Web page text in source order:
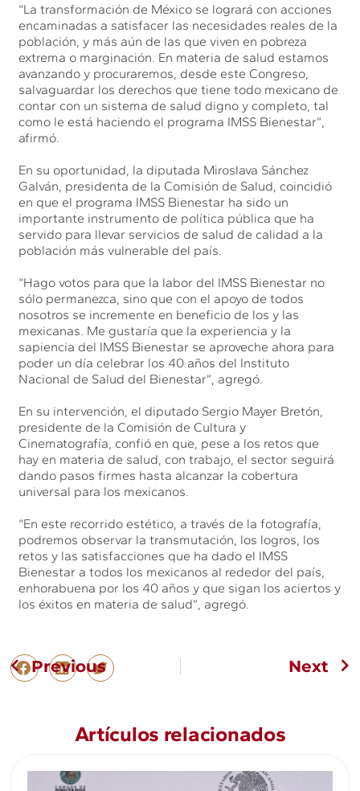
“La transformación de México se logrará con acciones
encaminadas a satisfacer las necesidades reales de la
población, y más aún de las que viven en pobreza
extrema o marginación. En materia de salud estamos
avanzando y procuraremos, desde este Congreso,
salvaguardar los derechos que tiene todo mexicano de
contar con un sistema de salud digno y completo, tal
como le está haciendo el programa IMSS Bienestar”,
afirmó.
En su oportunidad, la diputada Miroslava Sánchez
Galván, presidenta de la Comisión de Salud, coincidió
en que el programa IMSS Bienestar ha sido un
importante instrumento de política pública que ha
servido para llevar servicios de salud de calidad a la
población más vulnerable del país.
“Hago votos para que la labor del IMSS Bienestar no
sólo permanezca, sino que con el apoyo de todos
nosotros se incremente en beneficio de los y las
mexicanas. Me gustaría que la experiencia y la
sapiencia del IMSS Bienestar se aproveche ahora para
poder un día celebrar los 40 años del Instituto
Nacional de Salud del Bienestar”, agregó.
En su intervención, el diputado Sergio Mayer Bretón,
presidente de la Comisión de Cultura y
Cinematografía, confió en que, pese a los retos que
hay en materia de salud, con trabajo, el sector seguirá
dando pasos firmes hasta alcanzar la cobertura
universal para los mexicanos.
“En este recorrido estético, a través de la fotografía,
podremos observar la transmutación, los logros, los
retos y las satisfacciones que ha dado el IMSS
Bienestar a todos los mexicanos al rededor del país,
enhorabuena por los 40 años y que sigan los aciertos y
los éxitos en materia de salud”, agregó.
Previous Next
Artículos relacionados